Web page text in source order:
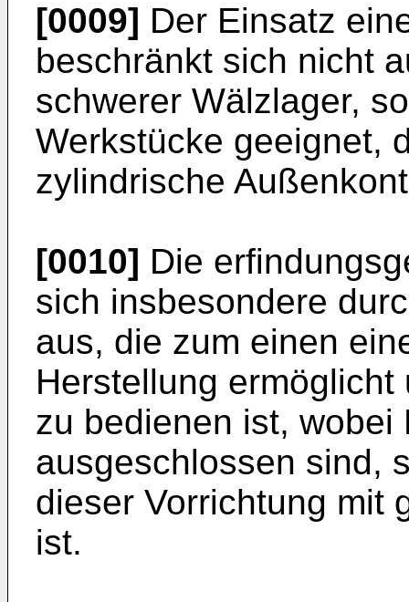
[0009] Der Einsatz
beschränkt sich nicht
schwerer Wälzlager,
Werkstücke geeignet,
zylindrische
[0010] Die
sich insbesondere
aus, die zum einen
Herstellung
zu bedienen ist,
ausgeschlossen sind,
dieser Vorrichtung mit
ist.